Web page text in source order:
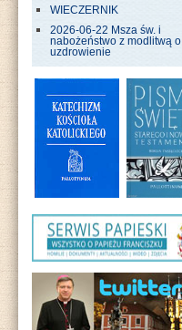
WIECZERNIK
2026-06-22 Msza św. i
nabożeństwo z modlitwą o
uzdrowienie